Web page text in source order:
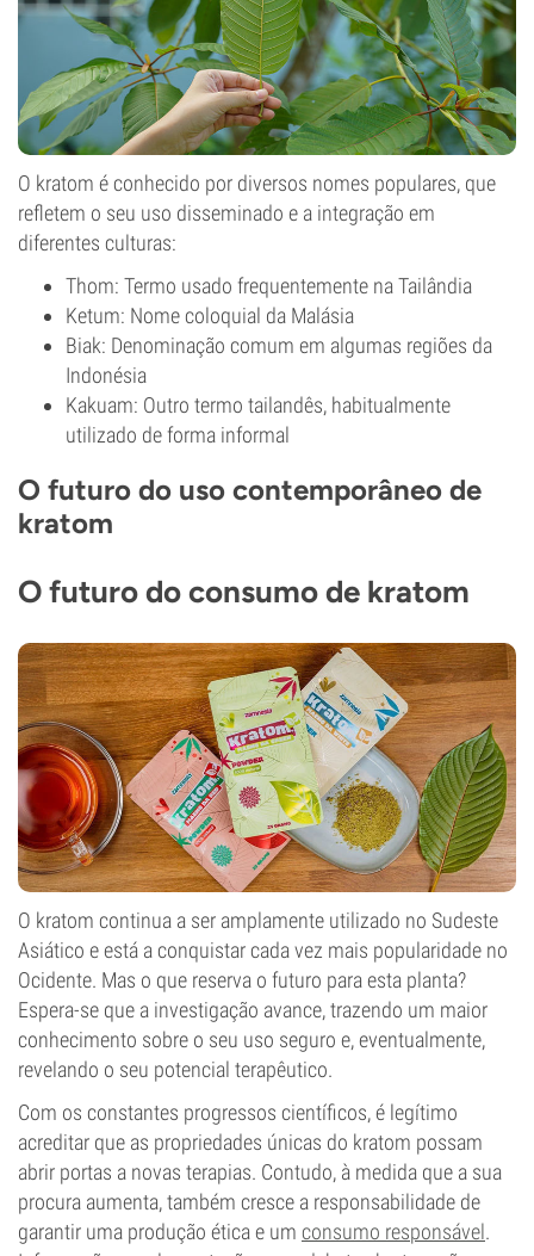
O kratom é conhecido por diversos nomes populares, que
refletem o seu uso disseminado e a integração em
diferentes culturas:
Thom: Termo usado frequentemente na Tailândia
Ketum: Nome coloquial da Malásia
Biak: Denominação comum em algumas regiões da
Indonésia
Kakuam: Outro termo tailandês, habitualmente
utilizado de forma informal
O futuro do uso contemporâneo de
kratom
O futuro do consumo de kratom
O kratom continua a ser amplamente utilizado no Sudeste
Asiático e está a conquistar cada vez mais popularidade no
Ocidente. Mas o que reserva o futuro para esta planta?
Espera-se que a investigação avance, trazendo um maior
conhecimento sobre o seu uso seguro e, eventualmente,
revelando o seu potencial terapêutico.
Com os constantes progressos científicos, é legítimo
acreditar que as propriedades únicas do kratom possam
abrir portas a novas terapias. Contudo, à medida que a sua
procura aumenta, também cresce a responsabilidade de
garantir uma produção ética e um consumo responsável.